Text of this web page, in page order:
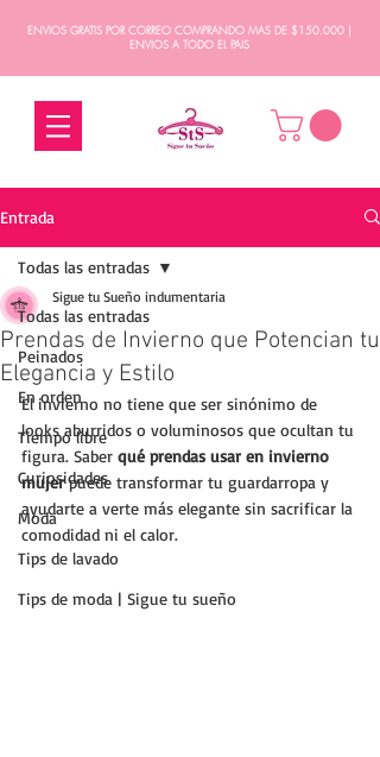
ENVIOS GRATIS POR CORREO COMPRANDO MAS DE $150.000 |
ENVIOS A TODO EL PAIS
Entrada
Todas las entradas
Peinados
En orden
Tiempo libre
Curiosidades
Moda
Tips de lavado
Tips de moda | Sigue tu sueño
Todas las entradas
Prendas de Invierno que Potencian tu
Elegancia y Estilo
Sigue tu Sueño indumentaria
El invierno no tiene que ser sinónimo de
looks aburridos o voluminosos que ocultan tu
figura. Saber qué prendas usar en invierno
mujer puede transformar tu guardarropa y
ayudarte a verte más elegante sin sacrificar la
comodidad ni el calor.